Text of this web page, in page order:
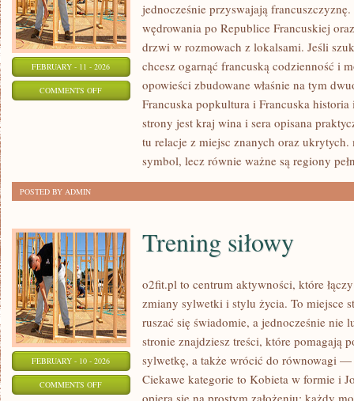
FEBRUARY - 11 - 2026
COMMENTS OFFON
FRANCUSKA
jednocześnie przyswajają
wędrowania po Republice Francuskiej
drzwi w rozmowach z lokalsami. Jeśli
chcesz ogarnąć francuską codzienność i
opowieści zbudowane właśnie na tym
Francuska popkultura i Francuska
strony jest kraj wina i sera opisana
tu relacje z miejsc znanych oraz ukrytych.
symbol, lecz równie ważne są regiony
POSTED BY ADMIN
FEBRUARY - 10 - 2026
COMMENTS OFFON
Trening siłowy
o2fit.pl to centrum aktywności, które
zmiany sylwetki i stylu życia. To miejsce
ruszać się świadomie, a jednocześnie nie
stronie znajdziesz treści, które pomagają
sylwetkę, a także wrócić do równowagi —
Ciekawe kategorie to Kobieta w formie i
opiera się na prostym założeniu: każdy